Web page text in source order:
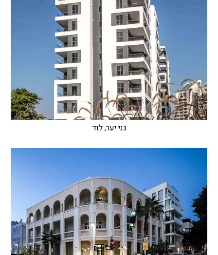
גני יער, לוד